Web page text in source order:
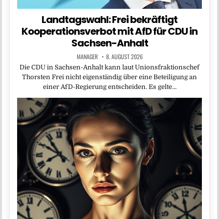
Landtagswahl: Frei bekräftigt
Kooperationsverbot mit AfD für CDU in
Sachsen-Anhalt
MANAGER 8. AUGUST 2026
Die CDU in Sachsen-Anhalt kann laut Unionsfraktionschef
Thorsten Frei nicht eigenständig über eine Beteiligung an
einer AfD-Regierung entscheiden. Es gelte…